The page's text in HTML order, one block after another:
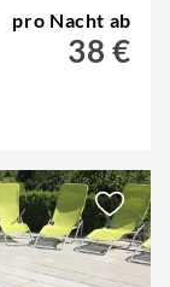
pro Nacht ab
38 €